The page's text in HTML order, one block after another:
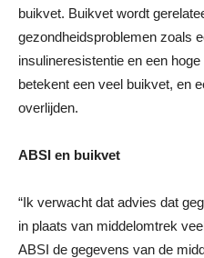
buikvet. Buikvet wordt
gezondheidsproblemen zoals
insulineresistentie en een
betekent een veel buikvet, en
overlijden.
ABSI en buikvet
“Ik verwacht dat advies dat
in plaats van middelomtrek
ABSI de gegevens van de